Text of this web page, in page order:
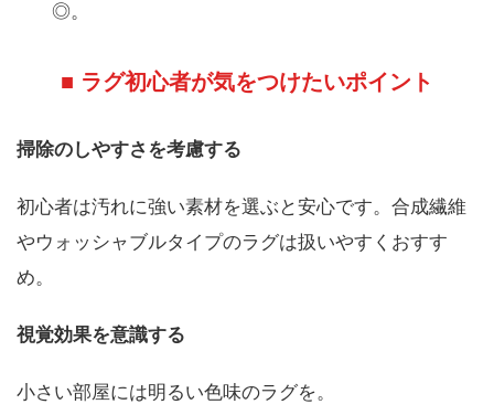
◎。
■ ラグ初心者が気をつけたいポイント
掃除のしやすさを考慮する
初心者は汚れに強い素材を選ぶと安心です。合成繊維
やウォッシャブルタイプのラグは扱いやすくおすす
め。
視覚効果を意識する
小さい部屋には明るい色味のラグを。